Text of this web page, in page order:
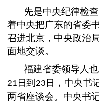
先是中央纪律检
着中央把广东的省委
召进北京，中央政治
面地交谈。
福建省委领导人也
21 日到 23 日，中央书
两省座谈会。中央书